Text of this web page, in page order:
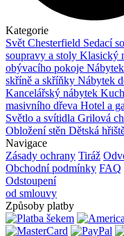
Kategorie
Svět Chesterfield Sedací
soupravy a stoly Klasický
obývacího pokoje
skříně a skříňky Nábytek
Kancelářský nábytek
masivního dřeva Hotel a
Světlo a svítidla Grilová
Obložení stěn Dětská
Navigace
Zásady ochrany Tiráž
Obchodní podmínky FAQ
Odstoupení
od smlouvy
Způsoby platby